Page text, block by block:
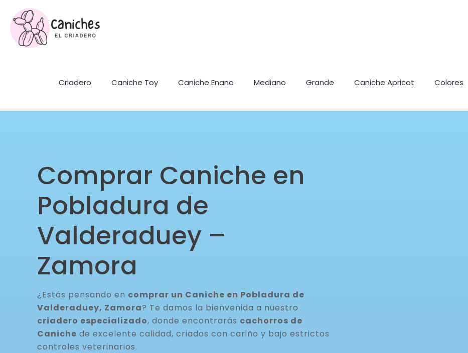
Criadero Caniche Toy Caniche Enano Mediano Grande Caniche Apricot Colores
Comprar Caniche en
Pobladura de
Valderaduey –
Zamora
¿Estás pensando en comprar un Caniche en Pobladura de
Valderaduey, Zamora? Te damos la bienvenida a nuestro
criadero especializado, donde encontrarás cachorros de
Caniche de excelente calidad, criados con cariño y bajo estrictos
controles veterinarios.